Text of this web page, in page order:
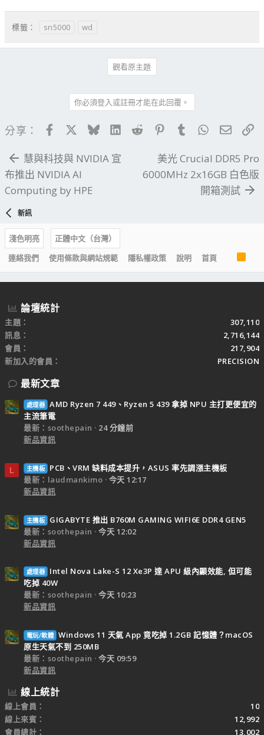
標籤： sn5000 wd
觀看原主題
你必須登入或註冊才能在此回覆。
分享： FacebookBlueskyLinkedIn
Reddit PinterestTumblrWhatsApp
電子
慧與科技與 NVIDIA 宣
布推出 NVIDIA AI
Computing by HPE
美光 Crucial DDR5 Pro
6000MHz 2x16GB 白色版
開箱測試
新訊
淺色明亮
正體中文（台灣）
連絡我們
使用條款與網站規範 隱私權政策 說明 首頁
R
S
S
論壇統計
主題
307,110
訊息
2,716,144
會員
217,904
新加入的會員
PRECISION
最新文章
處理器 AMD Ryzen 7 449、Ryzen 5 439 拿掉 NPU 主打更便宜的
主流筆電
最新：soothepain
24 分鐘前
新品資訊
L 主機板
PCB、VRM 缺料成本提升，ASUS 率先調漲主機板
最新：laudmankimo
今天 12:17
新品資訊
主機板
GIGABYTE 推出 B760M GAMING WIFI6E DDR4 GEN5
最新：soothepain
今天 12:02
新品資訊
處理器
Intel Nova Lake-S 12 Xe3P 達 APU 級內顯效能, 但可能
吃掉 40W
最新：soothepain
今天 10:23
新品資訊
電玩/軟體 Windows 11 天氣 App 竟吃掉 1.2GB 記憶體？macOS
原生天氣不到 250MB
最新：soothepain
今天 09:59
新品資訊
線上統計
線上會員
10
線上來賓
12,992
會員總計
13,002